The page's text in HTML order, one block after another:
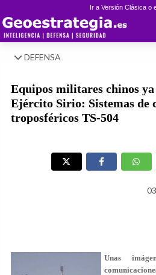
Ir a Versión Clásica o
DEFENSA
Equipos militares chinos
Ejército Sirio: Sistemas de
troposféricos TS-504
Unas